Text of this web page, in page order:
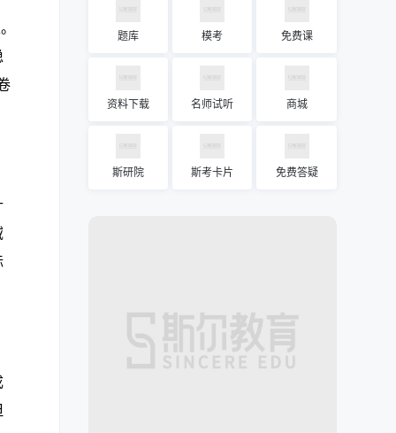
题库 模考 免费课
资料下载 名师试听 商城
斯研院 斯考卡片 免费答疑